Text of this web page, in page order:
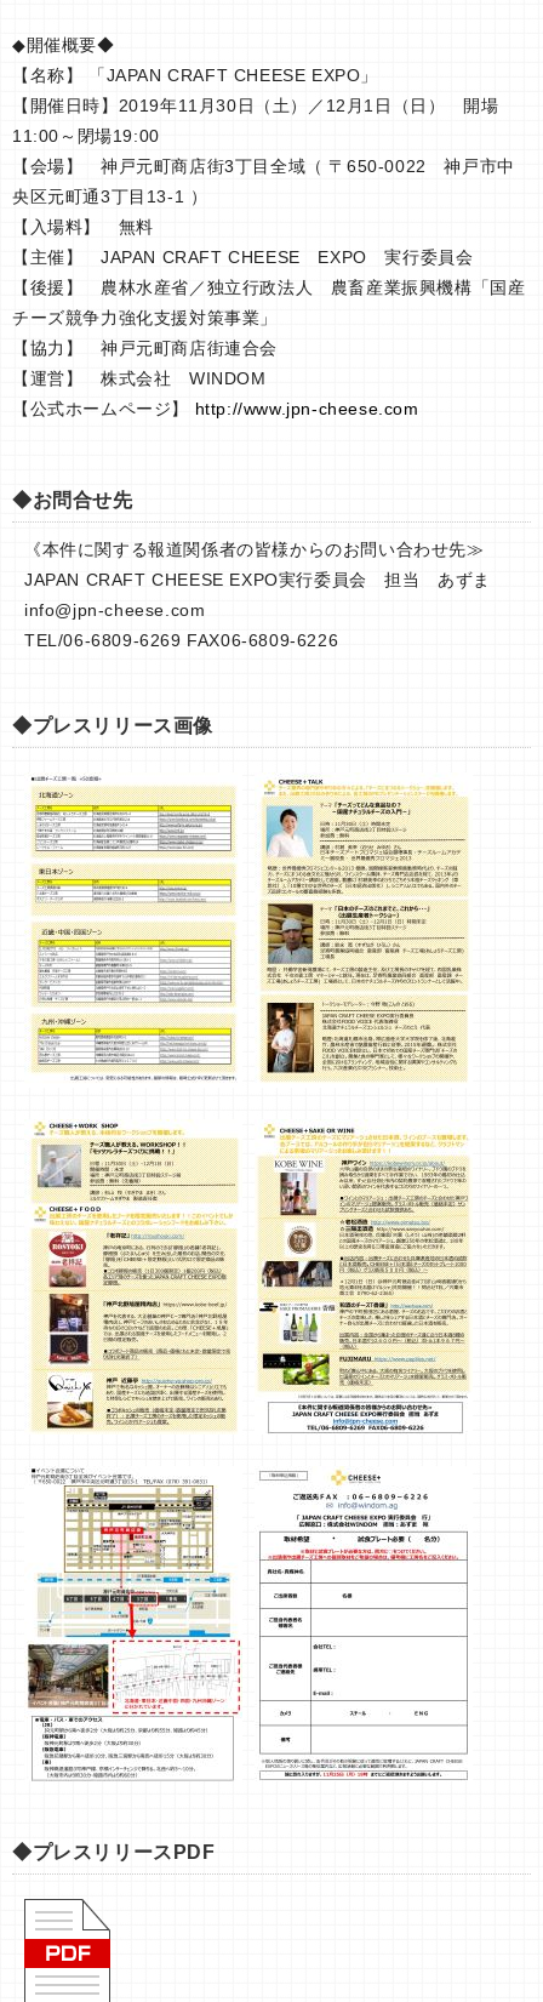
◆開催概要◆
【名称】 「JAPAN CRAFT CHEESE EXPO」
【開催日時】2019年11月30日（土）／12月1日（日） 開場
11:00～閉場19:00
【会場】 神戸元町商店街3丁目全域（ 〒650-0022 神戸市中
央区元町通3丁目13-1 ）
【入場料】 無料
【主催】 JAPAN CRAFT CHEESE EXPO 実行委員会
【後援】 農林水産省／独立行政法人 農畜産業振興機構「国産
チーズ競争力強化支援対策事業」
【協力】 神戸元町商店街連合会
【運営】 株式会社 WINDOM
【公式ホームページ】 http://www.jpn-cheese.com
◆お問合せ先
《本件に関する報道関係者の皆様からのお問い合わせ先≫
JAPAN CRAFT CHEESE EXPO実行委員会 担当 あずま
info@jpn-cheese.com
TEL/06-6809-6269 FAX06-6809-6226
◆プレスリリース画像
◆プレスリリースPDF